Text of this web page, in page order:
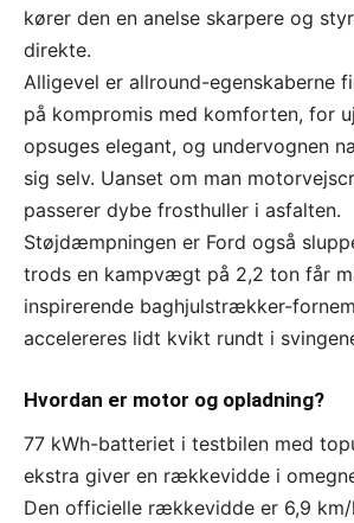
kører den en anelse skarpere og
direkte.
Alligevel er allround-egenskaberne
på kompromis med komforten, for
opsuges elegant, og undervognen
sig selv. Uanset om man
passerer dybe frosthuller i asfalten.
Støjdæmpningen er Ford også
trods en kampvægt på 2,2 ton får
inspirerende baghjulstrækker-
accelereres lidt kvikt rundt i
Hvordan er motor og opladning?
77 kWh-batteriet i testbilen med
ekstra giver en rækkevidde i
Den officielle rækkevidde er 6,9 km/